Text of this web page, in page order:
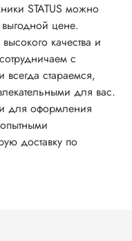
STATUS можно
цене.
качества и
с
стараемся,
для вас.
для оформления
доставку по